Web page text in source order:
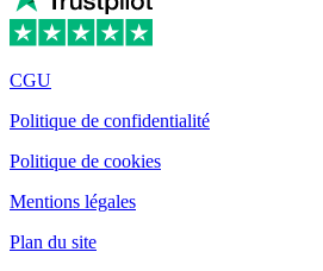
CGU
Politique de confidentialité
Politique de cookies
Mentions légales
Plan du site